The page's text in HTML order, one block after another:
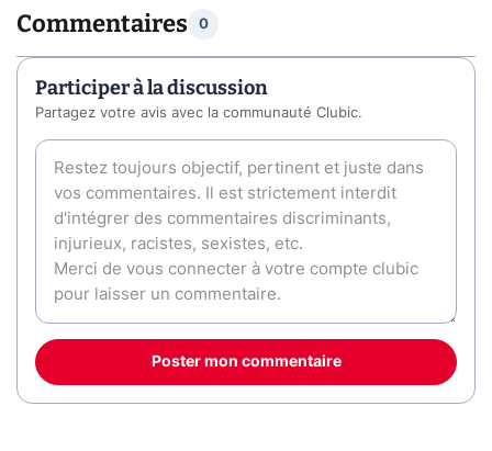
Commentaires 0
Participer à la discussion
Partagez votre avis avec la communauté Clubic.
Poster mon commentaire